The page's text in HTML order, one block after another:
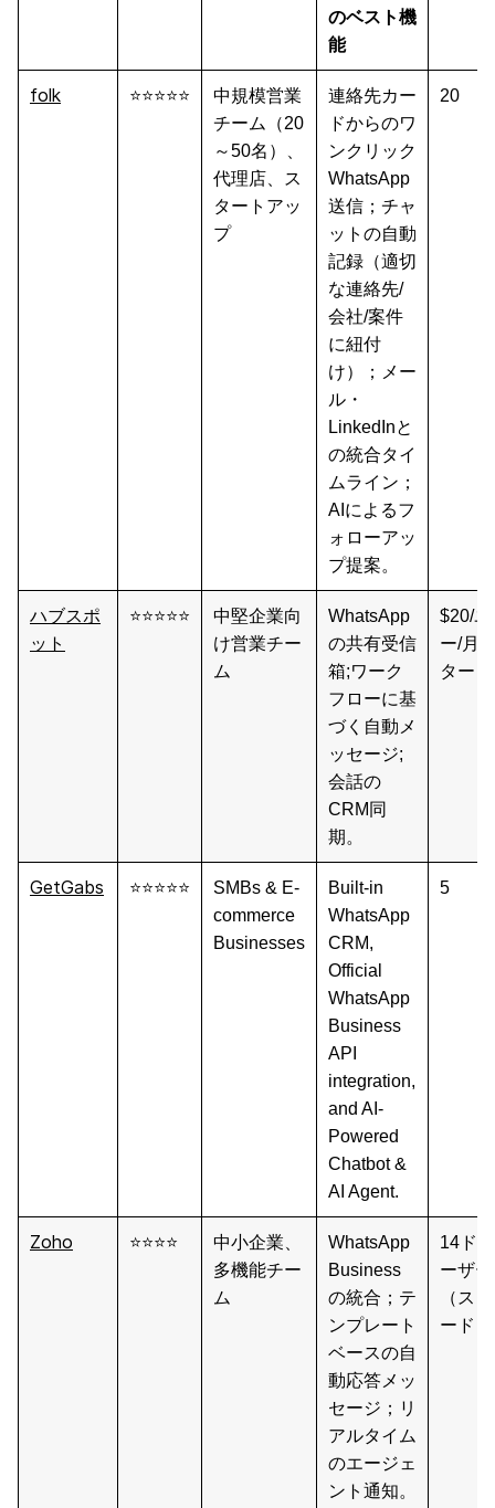
のベスト機
能
folk ⭐⭐⭐⭐⭐
中規模営業
チーム（20
～50名）、
代理店、ス
タートアッ
プ
連絡先カー
ドからのワ
ンクリック
WhatsApp
送信；チャ
ットの自動
記録（適切
な連絡先/
会社/案件
に紐付
け）；メー
ル・
LinkedInと
の統合タイ
ムライン；
AIによるフ
ォローアッ
プ提案。
20
ハブスポ
ット
⭐⭐⭐⭐⭐
中堅企業向
け営業チー
ム
WhatsApp
の共有受信
箱;ワーク
フローに基
づく自動メ
ッセージ;
会話の
CRM同
期。
$20/
ー/月
ター
GetGabs ⭐⭐⭐⭐⭐
SMBs & E-
commerce
Businesses
Built-in
WhatsApp
CRM,
Official
WhatsApp
Business
API
integration,
and AI-
Powered
Chatbot &
AI Agent.
5
Zoho ⭐⭐⭐⭐
中小企業、
多機能チー
ム
WhatsApp
Business
の統合；テ
ンプレート
ベースの自
動応答メッ
セージ；リ
アルタイム
のエージェ
ント通知。
14ド
ーザ
（ス
ード）